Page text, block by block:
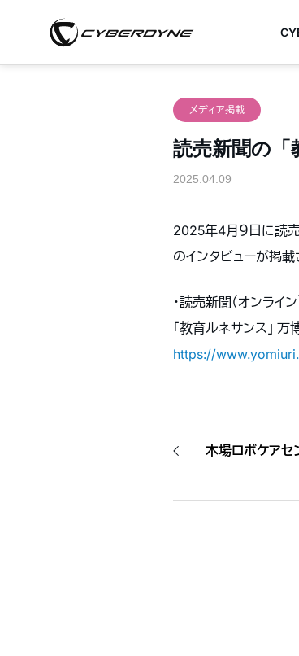
メディア掲載
読売新聞の
2025.04.09
2025年4月９日に読
のインタビューが掲載
・読売新聞（オンライ
「教育ルネサンス」
https://
木場ロボケアセ